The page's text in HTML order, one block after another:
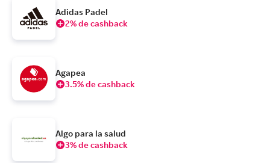
Adidas Padel
2% de cashback
Agapea
3.5% de cashback
Algo para la salud
3% de cashback